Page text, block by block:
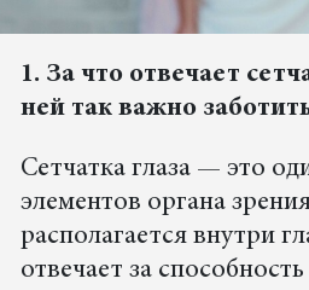
1. За что отвечает
ней так важно
Сетчатка глаза — это
элементов органа
располагается внутри
отвечает за